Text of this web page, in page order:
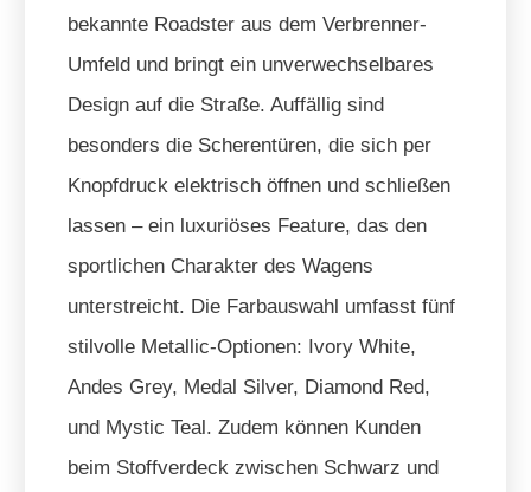
bekannte Roadster aus dem Verbrenner-
Umfeld und bringt ein unverwechselbares
Design auf die Straße. Auffällig sind
besonders die Scherentüren, die sich per
Knopfdruck elektrisch öffnen und schließen
lassen – ein luxuriöses Feature, das den
sportlichen Charakter des Wagens
unterstreicht. Die Farbauswahl umfasst fünf
stilvolle Metallic-Optionen: Ivory White,
Andes Grey, Medal Silver, Diamond Red,
und Mystic Teal. Zudem können Kunden
beim Stoffverdeck zwischen Schwarz und